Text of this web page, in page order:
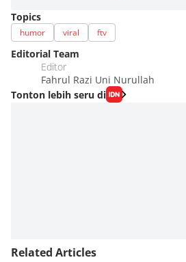
Topics
humor viral ftv
Editorial Team
Editor
Fahrul Razi Uni Nurullah
Tonton lebih seru di
Related Articles